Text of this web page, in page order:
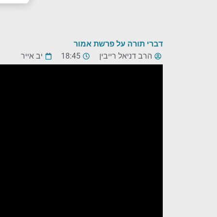
דברי תורה על פרשת אמור
הרב דניאל רייבין
18:45 יב אייר